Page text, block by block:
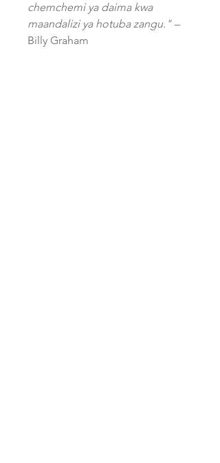
chemchemi ya daima kwa
maandalizi ya hotuba zangu." –
Billy Graham